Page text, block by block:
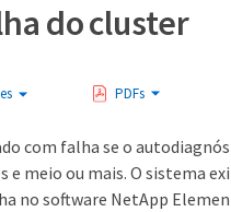
do cluster
PDFs
com falha se o
meio ou mais. O sistema
no software NetApp